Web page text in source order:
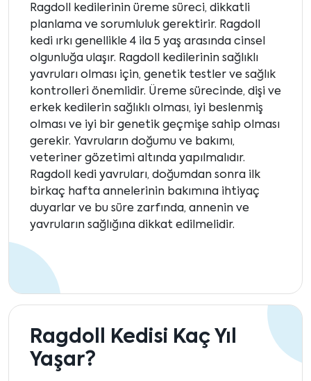
Ragdoll kedilerinin üreme süreci, dikkatli
planlama ve sorumluluk gerektirir. Ragdoll
kedi ırkı genellikle 4 ila 5 yaş arasında cinsel
olgunluğa ulaşır. Ragdoll kedilerinin sağlıklı
yavruları olması için, genetik testler ve sağlık
kontrolleri önemlidir. Üreme sürecinde, dişi ve
erkek kedilerin sağlıklı olması, iyi beslenmiş
olması ve iyi bir genetik geçmişe sahip olması
gerekir. Yavruların doğumu ve bakımı,
veteriner gözetimi altında yapılmalıdır.
Ragdoll kedi yavruları, doğumdan sonra ilk
birkaç hafta annelerinin bakımına ihtiyaç
duyarlar ve bu süre zarfında, annenin ve
yavruların sağlığına dikkat edilmelidir.
Ragdoll Kedisi Kaç Yıl
Yaşar?